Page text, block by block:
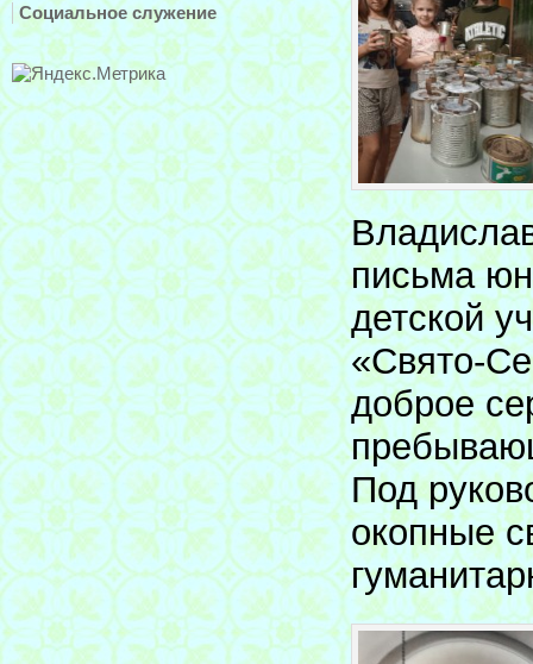
Социальное служение
письма
детской
«Свято-
доброе
Под
окопные